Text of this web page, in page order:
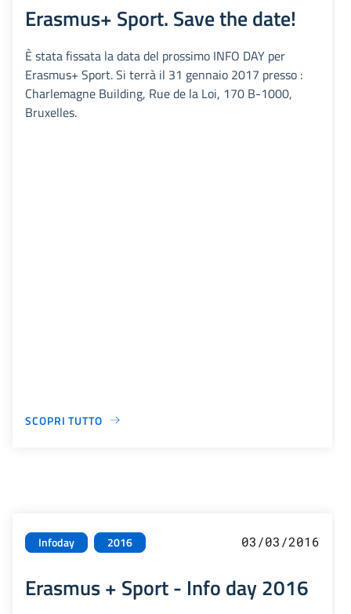
Erasmus+ Sport. Save the date!
È stata fissata la data del prossimo INFO DAY per
Erasmus+ Sport. Si terrà il 31 gennaio 2017 presso :
Charlemagne Building, Rue de la Loi, 170 B-1000,
Bruxelles.
SCOPRI TUTTO
Infoday 2016 03/03/2016
Erasmus + Sport - Info day 2016